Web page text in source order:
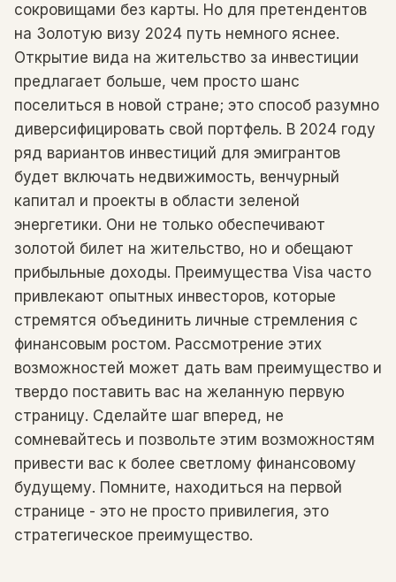
сокровищами без карты. Но для претендентов
на Золотую визу 2024 путь немного яснее.
Открытие вида на жительство за инвестиции
предлагает больше, чем просто шанс
поселиться в новой стране; это способ разумно
диверсифицировать свой портфель. В 2024 году
ряд вариантов инвестиций для эмигрантов
будет включать недвижимость, венчурный
капитал и проекты в области зеленой
энергетики. Они не только обеспечивают
золотой билет на жительство, но и обещают
прибыльные доходы. Преимущества Visa часто
привлекают опытных инвесторов, которые
стремятся объединить личные стремления с
финансовым ростом. Рассмотрение этих
возможностей может дать вам преимущество и
твердо поставить вас на желанную первую
страницу. Сделайте шаг вперед, не
сомневайтесь и позвольте этим возможностям
привести вас к более светлому финансовому
будущему. Помните, находиться на первой
странице - это не просто привилегия, это
стратегическое преимущество.